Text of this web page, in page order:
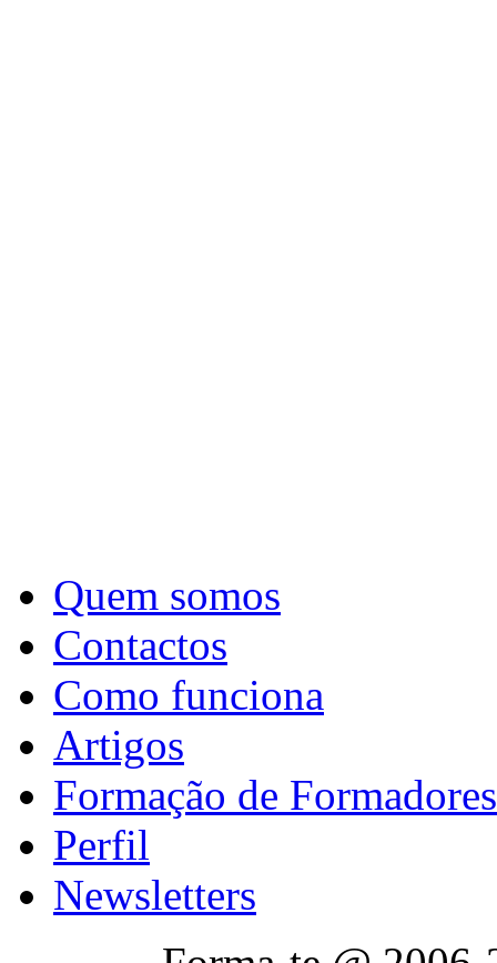
Quem somos
Contactos
Como funciona
Artigos
Formação de Formadores
Perfil
Newsletters